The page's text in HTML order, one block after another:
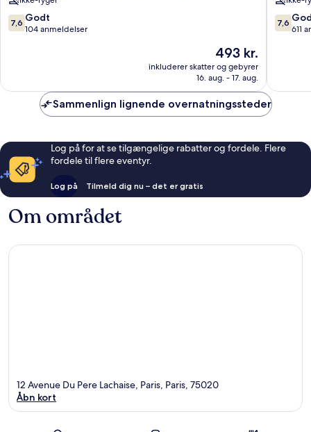
20.
Arrondissement
7.6
ud
anmeldelser
7,6 Godt
104 anmeldelser
Prisen
493 kr.
493 kr.
inkluderer skatter og gebyrer
16. aug. - 17. aug.
11.
7.6
ud
7,6
611
Sammenlign lignende overnatningssteder
Log på for at se tilgængelige rabatter og fordele. Flere
fordele til flere eventyr.
Log på Tilmeld dig nu – det er gratis
Om området
12 Avenue Du Pere Lachaise, Paris, Paris, 75020
Åbn kort